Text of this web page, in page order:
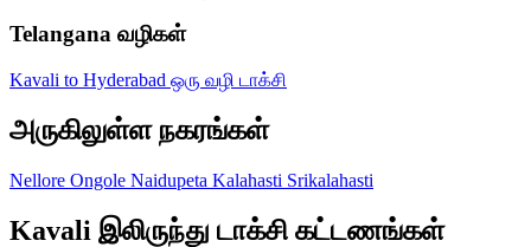
Telangana வழிகள்
Kavali to Hyderabad ஒரு வழி டாக்சி
அருகிலுள்ள நகரங்கள்
Nellore Ongole Naidupeta Kalahasti Srikalahasti
Kavali இலிருந்து டாக்சி கட்டணங்கள்